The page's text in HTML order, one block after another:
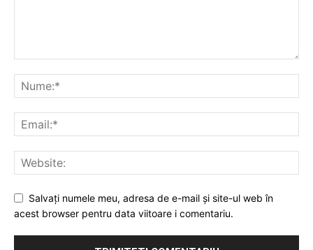
Salvați numele meu, adresa de e-mail și site-ul web în
acest browser pentru data viitoare i comentariu.